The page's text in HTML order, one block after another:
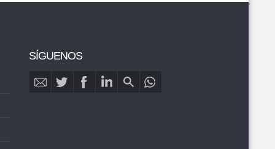
SÍGUENOS